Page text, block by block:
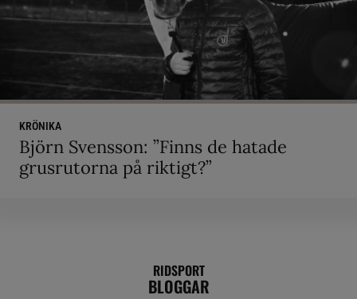
KRÖNIKA
Björn Svensson: ”Finns de hatade
grusrutorna på riktigt?”
RIDSPORT
BLOGGAR